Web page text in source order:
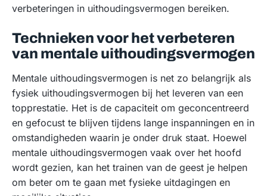
verbeteringen in uithoudingsvermogen bereiken.
Technieken voor het verbeteren
van mentale uithoudingsvermogen
Mentale uithoudingsvermogen is net zo belangrijk als
fysiek uithoudingsvermogen bij het leveren van een
topprestatie. Het is de capaciteit om geconcentreerd
en gefocust te blijven tijdens lange inspanningen en in
omstandigheden waarin je onder druk staat. Hoewel
mentale uithoudingsvermogen vaak over het hoofd
wordt gezien, kan het trainen van de geest je helpen
om beter om te gaan met fysieke uitdagingen en